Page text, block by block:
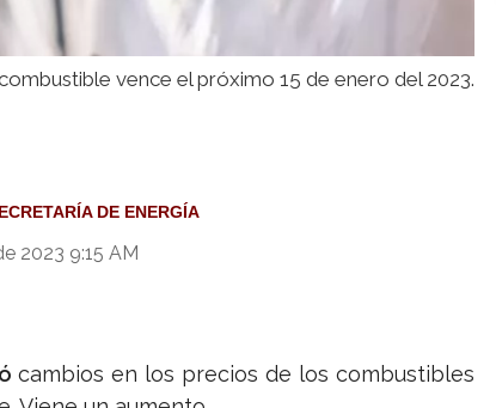
vence el próximo 15 de enero del 2023.
DE ENERGÍA
2023 9:15 AM
cambios en los precios de los combustibles